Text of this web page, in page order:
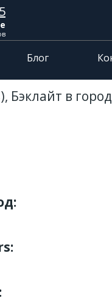
Блог
Бэклайт в
:
: